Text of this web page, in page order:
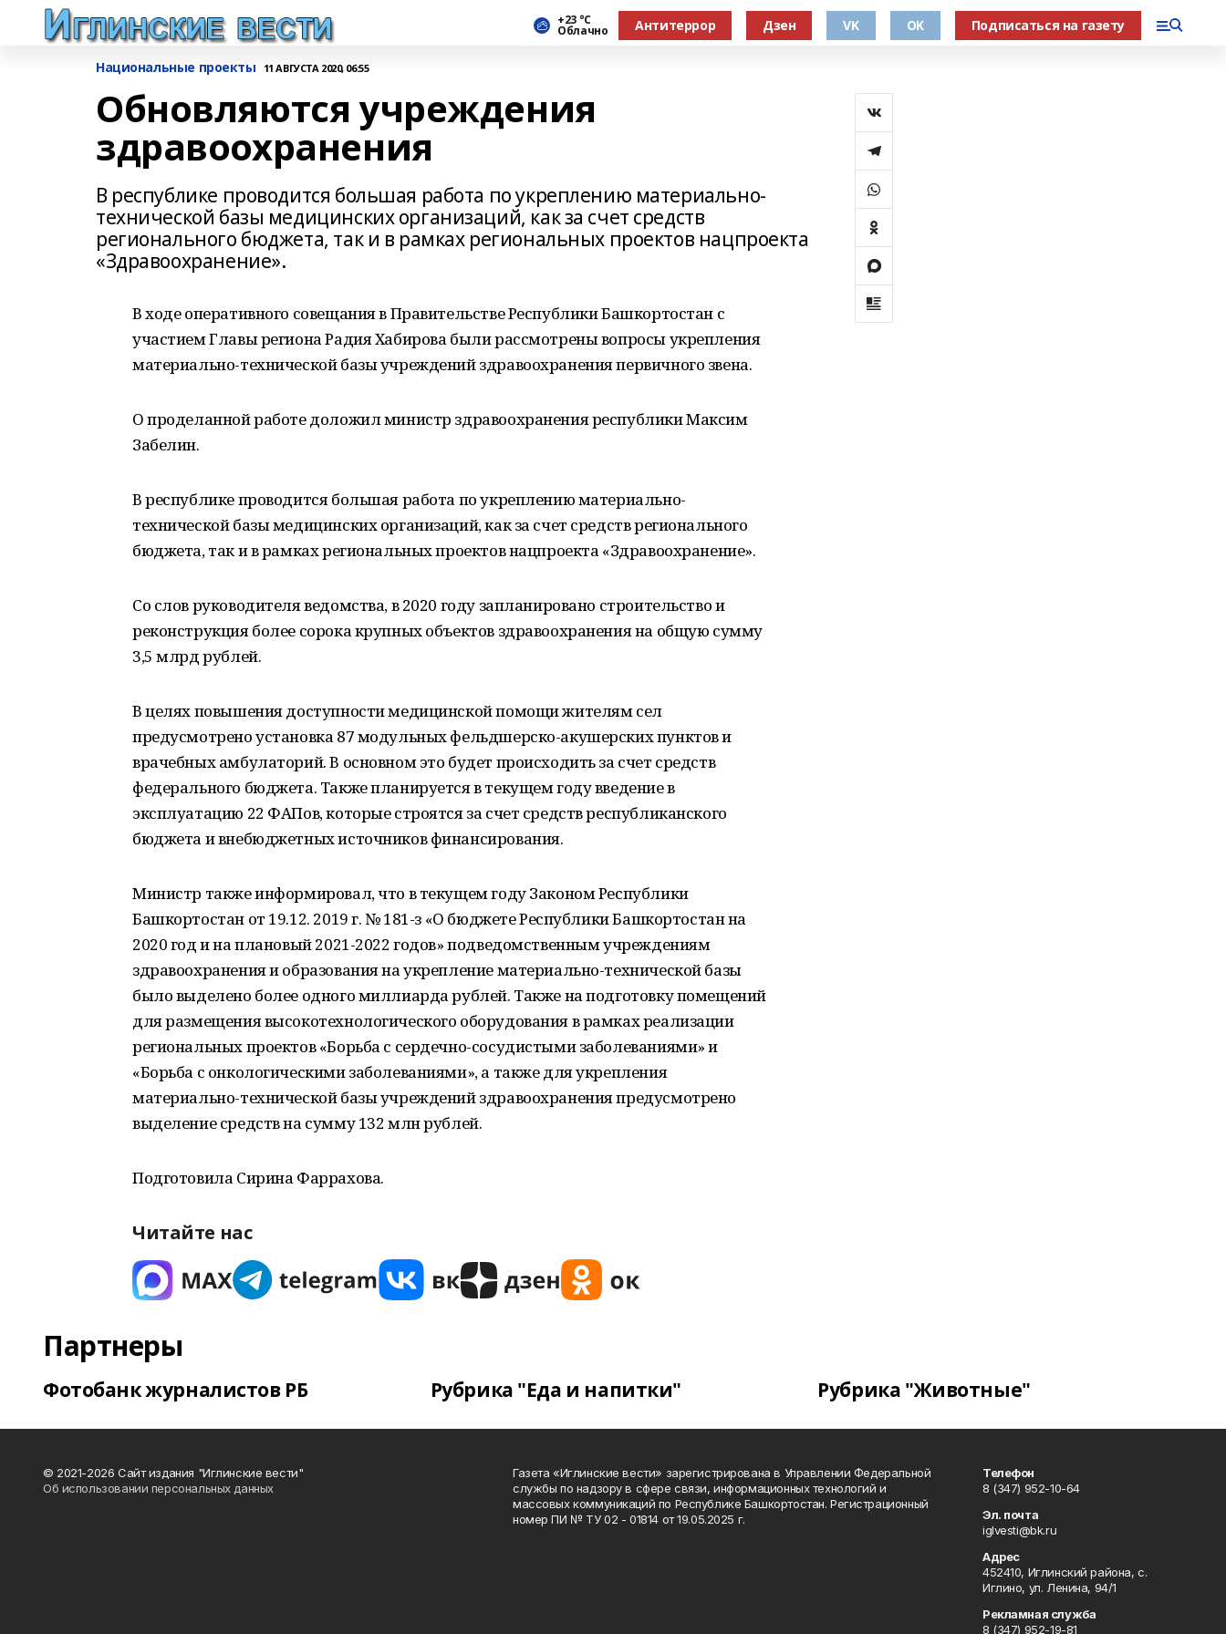
+23 °С
Облачно Антитеррор Дзен VK OK Подписаться на газету
Национальные проекты 11 АВГУСТА 2020, 06:55
Обновляются учреждения
здравоохранения
В республике проводится большая работа по укреплению материально-
технической базы медицинских организаций, как за счет средств
регионального бюджета, так и в рамках региональных проектов нацпроекта
«Здравоохранение».
В ходе оперативного совещания в Правительстве Республики Башкортостан с
участием Главы региона Радия Хабирова были рассмотрены вопросы укрепления
материально-технической базы учреждений здравоохранения первичного звена.
О проделанной работе доложил министр здравоохранения республики Максим
Забелин.
В республике проводится большая работа по укреплению материально-
технической базы медицинских организаций, как за счет средств регионального
бюджета, так и в рамках региональных проектов нацпроекта «Здравоохранение».
Со слов руководителя ведомства, в 2020 году запланировано строительство и
реконструкция более сорока крупных объектов здравоохранения на общую сумму
3,5 млрд рублей.
В целях повышения доступности медицинской помощи жителям сел
предусмотрено установка 87 модульных фельдшерско-акушерских пунктов и
врачебных амбулаторий. В основном это будет происходить за счет средств
федерального бюджета. Также планируется в текущем году введение в
эксплуатацию 22 ФАПов, которые строятся за счет средств республиканского
бюджета и внебюджетных источников финансирования.
Министр также информировал, что в текущем году Законом Республики
Башкортостан от 19.12. 2019 г. № 181-з «О бюджете Республики Башкортостан на
2020 год и на плановый 2021-2022 годов» подведомственным учреждениям
здравоохранения и образования на укрепление материально-технической базы
было выделено более одного миллиарда рублей. Также на подготовку помещений
для размещения высокотехнологического оборудования в рамках реализации
региональных проектов «Борьба с сердечно-сосудистыми заболеваниями» и
«Борьба с онкологическими заболеваниями», а также для укрепления
материально-технической базы учреждений здравоохранения предусмотрено
выделение средств на сумму 132 млн рублей.
Подготовила Сирина Фаррахова.
Читайте нас
Партнеры
Фотобанк журналистов РБ Рубрика "Еда и напитки" Рубрика "Животные"
© 2021-2026 Сайт издания "Иглинские вести"
Об использовании персональных данных
Газета «Иглинские вести» зарегистрирована в Управлении Федеральной
службы по надзору в сфере связи, информационных технологий и
массовых коммуникаций по Республике Башкортостан. Регистрационный
номер ПИ № ТУ 02 - 01814 от 19.05.2025 г.
Телефон
8 (347) 952-10-64
Эл. почта
iglvesti@bk.ru
Адрес
452410, Иглинский района, с.
Иглино, ул. Ленина, 94/1
Рекламная служба
8 (347) 952-19-81